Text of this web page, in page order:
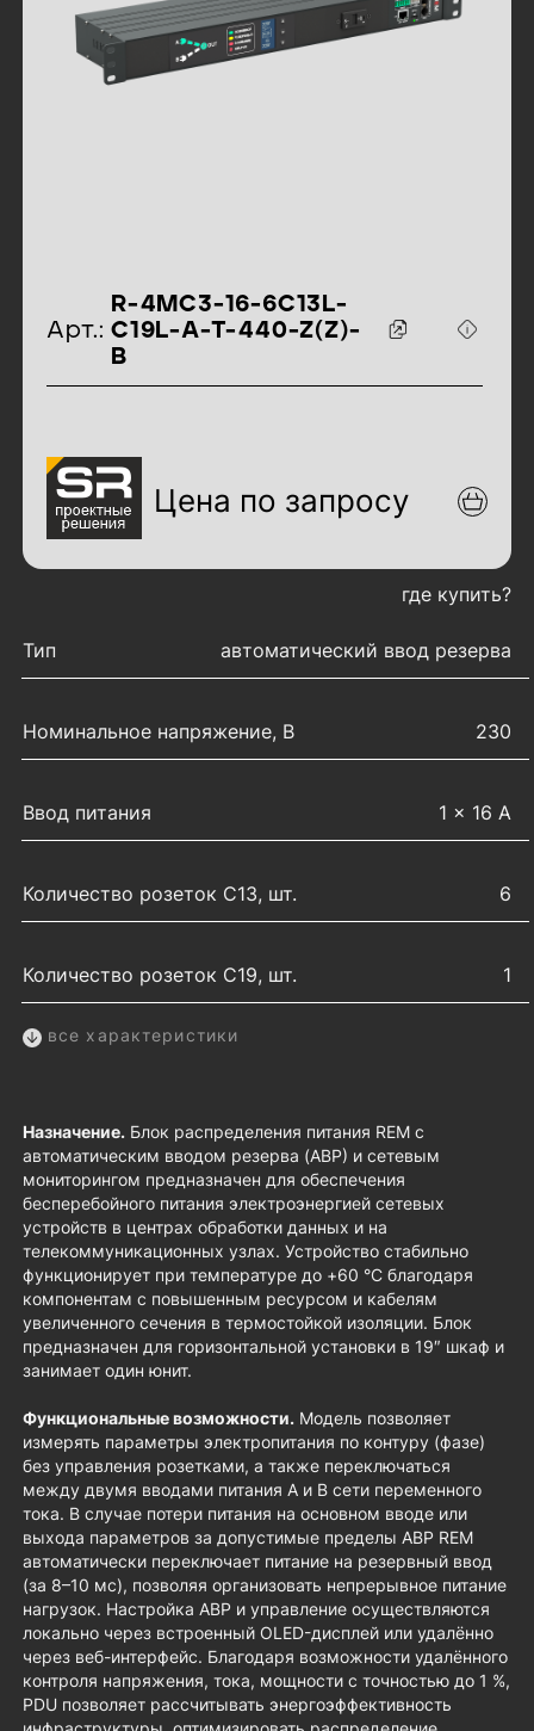
идентификаторы товара
Арт.:
R-4MC3-16-6C13L-
C19L-A-T-440-Z(Z)-
B
Цена по запросу
где купить?
Тип
автоматический ввод резерва
Номинальное напряжение, В 230
Ввод питания 1 × 16 А
Количество розеток C13, шт. 6
Количество розеток C19, шт. 1
все характеристики
Назначение. Блок распределения питания REM с
автоматическим вводом резерва (АВР) и сетевым
мониторингом предназначен для обеспечения
бесперебойного питания электроэнергией сетевых
устройств в центрах обработки данных и на
телекоммуникационных узлах. Устройство стабильно
функционирует при температуре до +60 °C благодаря
компонентам с повышенным ресурсом и кабелям
увеличенного сечения в термостойкой изоляции. Блок
предназначен для горизонтальной установки в 19″ шкаф и
занимает один юнит.
Функциональные возможности. Модель позволяет
измерять параметры электропитания по контуру (фазе)
без управления розетками, а также переключаться
между двумя вводами питания А и B сети переменного
тока. В случае потери питания на основном вводе или
выхода параметров за допустимые пределы АВР REM
автоматически переключает питание на резервный ввод
(за 8–10 мс), позволяя организовать непрерывное питание
нагрузок. Настройка АВР и управление осуществляются
локально через встроенный OLED-дисплей или удалённо
через веб-интерфейс. Благодаря возможности удалённого
контроля напряжения, тока, мощности с точностью до 1 %,
PDU позволяет рассчитывать энергоэффективность